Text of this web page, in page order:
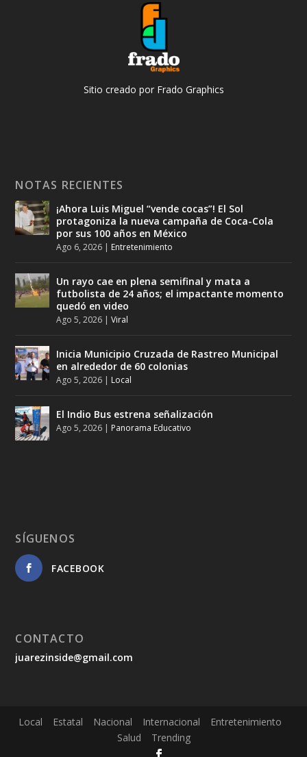
Sitio creado por Frado Graphics
NOTAS RECIENTES
¡Ahora Luis Miguel “vende cocas”! El Sol
protagoniza la nueva campaña de Coca-Cola
por sus 100 años en México
Ago 6, 2026 | Entretenimiento
Un rayo cae en plena semifinal y mata a
futbolista de 24 años; el impactante momento
quedó en video
Ago 5, 2026 |Viral
Inicia Municipio Cruzada de Rastreo Municipal
en alrededor de 60 colonias
Ago 5, 2026 | Local
El Indio Bus estrena señalización
Ago 5, 2026 | Panorama Educativo
SÍGUENOS
FACEBOOK
CONTACTO
juarezinside@gmail.com
Local Estatal Nacional Internacional
Entretenimiento
Salud
Trending